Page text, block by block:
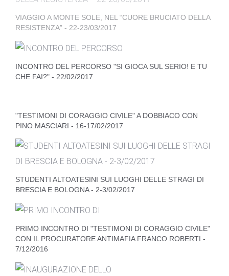
VIAGGIO A MONTE SOLE, NEL “CUORE BRUCIATO DELLA
RESISTENZA” - 22-23/03/2017
INCONTRO DEL PERCORSO "SI GIOCA SUL SERIO! E TU
CHE FAI?" - 22/02/2017
"TESTIMONI DI CORAGGIO CIVILE" A DOBBIACO CON
PINO MASCIARI - 16-17/02/2017
STUDENTI ALTOATESINI SUI LUOGHI DELLE STRAGI DI
BRESCIA E BOLOGNA - 2-3/02/2017
PRIMO INCONTRO DI "TESTIMONI DI CORAGGIO CIVILE"
CON IL PROCURATORE ANTIMAFIA FRANCO ROBERTI -
7/12/2016